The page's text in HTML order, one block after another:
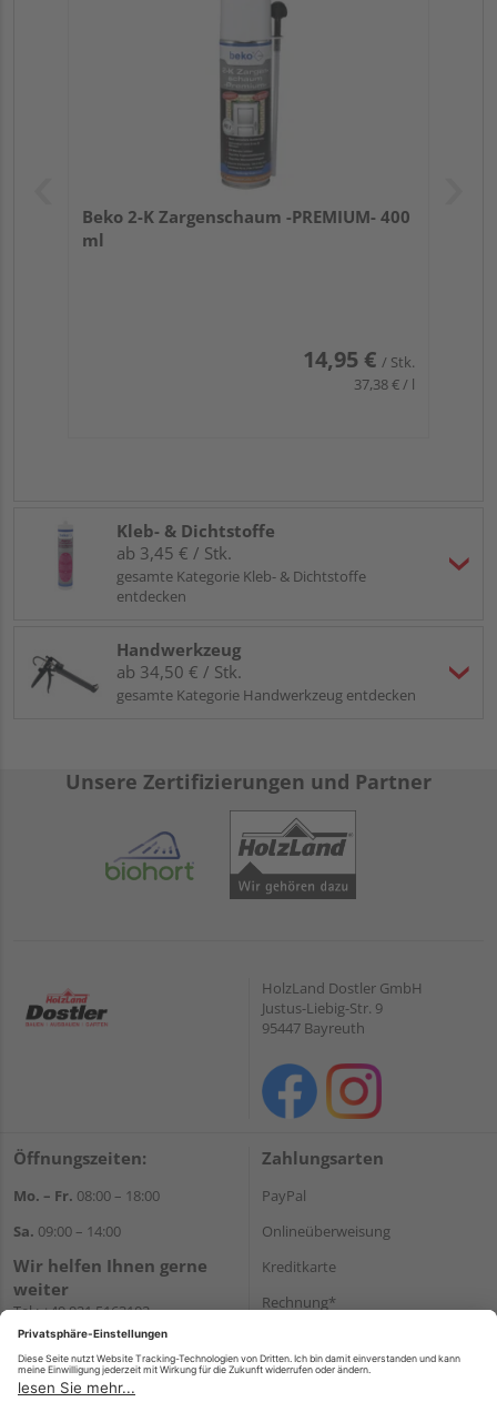
Beko 2-K Zargenschaum -PREMIUM- 400
ml
14,95 € / Stk.
37,38 € / l
Kleb- & Dichtstoffe
ab 3,45 € / Stk.
gesamte Kategorie Kleb- & Dichtstoffe
entdecken
Handwerkzeug
ab 34,50 € / Stk.
gesamte Kategorie Handwerkzeug entdecken
Unsere Zertifizierungen und Partner
HolzLand Dostler GmbH
Justus-Liebig-Str. 9
95447 Bayreuth
Öffnungszeiten:
Mo. – Fr. 08:00 – 18:00
Sa. 09:00 – 14:00
Wir helfen Ihnen gerne
weiter
Tel.:+49 921 5163102
E-Mail:shop@dostler.de
Zahlungsarten
PayPal
Onlineüberweisung
Kreditkarte
Rechnung*
Versand